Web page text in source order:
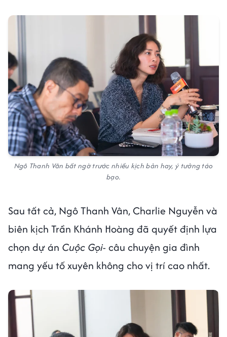
Ngô Thanh Vân bất ngờ trước nhiều kịch bản hay, ý tưởng táo
bạo.
Sau tất cả, Ngô Thanh Vân, Charlie Nguyễn và
biên kịch Trần Khánh Hoàng đã quyết định lựa
chọn dự án Cuộc Gọi- câu chuyện gia đình
mang yếu tố xuyên không cho vị trí cao nhất.